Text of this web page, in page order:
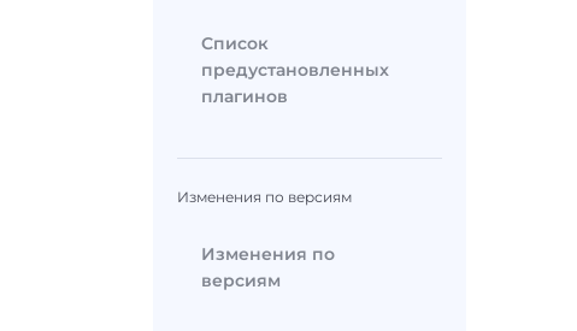
Список
предустановленных
плагинов
Изменения по версиям
Изменения по
версиям